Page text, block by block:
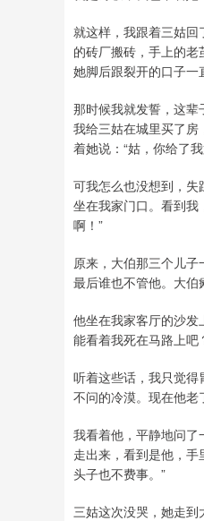
就这样，我跟着三姑
的砖厂搬砖，手上的
她脚后跟裂开的口子一
那时候我就发誓，这辈
我给三姑在城里买了房
着她说：“姑，你给了
可我怎么也没想到，
坐在我家门口。看到我
啊！”
原来，大伯那三个儿
最后谁也不管他。大伯
他坐在我家客厅的沙发
能看着我死在马路上吧
听着这些话，我只觉
不问的冷漠。现在他老
我看着他，平静地问了
走出来，看到是他，
头子也不费事。”
三姑这次没哭，她走到